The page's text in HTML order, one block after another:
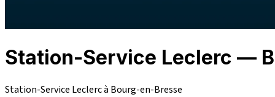
Station-Service Leclerc —
Station-Service Leclerc à Bourg-en-Bresse